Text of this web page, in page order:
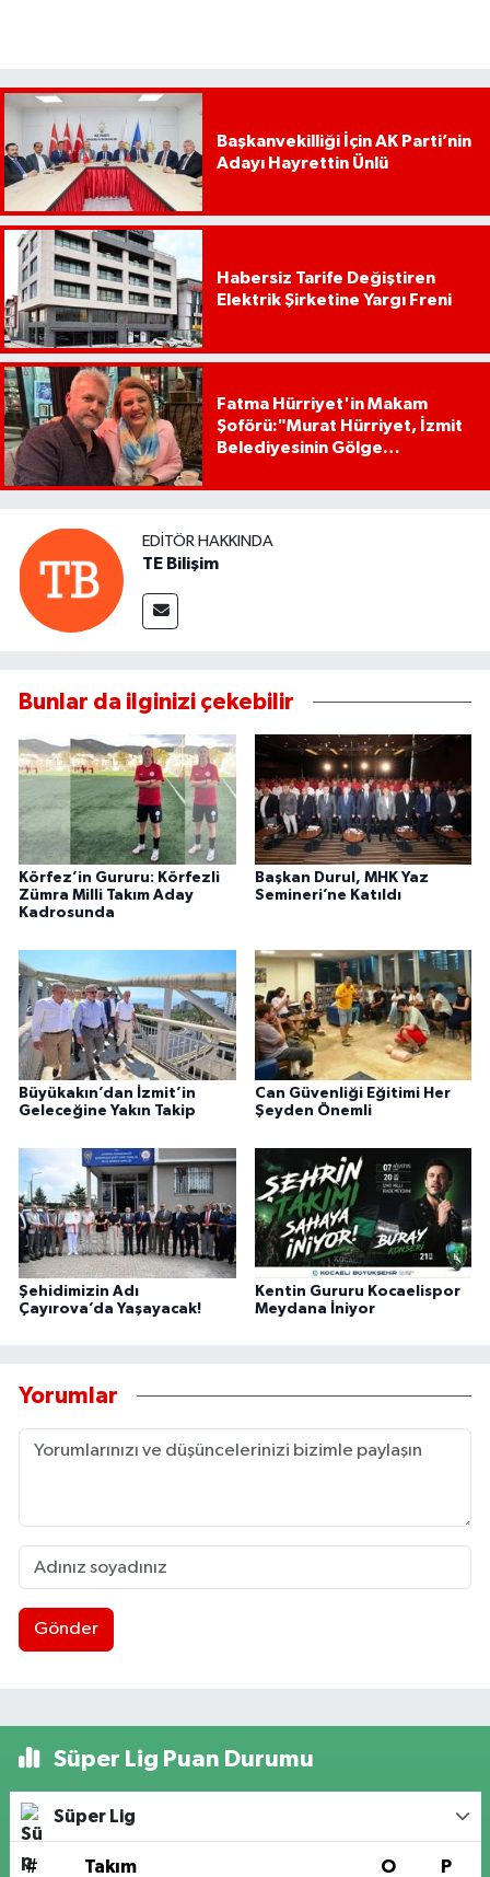
Başkanvekilliği İçin AK Parti’nin
Adayı Hayrettin Ünlü
Habersiz Tarife Değiştiren
Elektrik Şirketine Yargı Freni
Fatma Hürriyet'in Makam
Şoförü:"Murat Hürriyet, İzmit
Belediyesinin Gölge
EDITÖR HAKKINDA
TE Bilişim
Bunlar da ilginizi çekebilir
Körfez’in Gururu: Körfezli
Zümra Milli Takım Aday
Kadrosunda
Başkan Durul, MHK Yaz
Semineri’ne Katıldı
Büyükakın’dan İzmit’in
Geleceğine Yakın Takip
Can Güvenliği Eğitimi Her
Şeyden Önemli
Şehidimizin Adı
Çayırova’da Yaşayacak!
Kentin Gururu Kocaelispor
Meydana İniyor
Yorumlar
Gönder
Süper Lig Puan Durumu
Süper Lig
# Takım O P